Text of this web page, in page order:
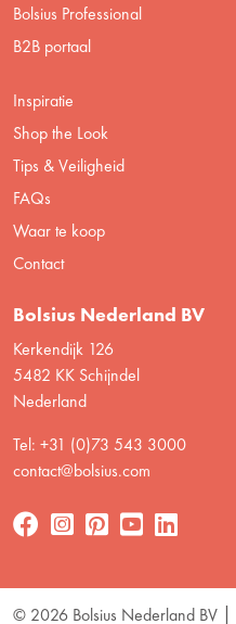
Bolsius Professional
B2B portaal
Inspiratie
Shop the Look
Tips & Veiligheid
FAQs
Waar te koop
Contact
Bolsius Nederland BV
Kerkendijk 126
5482 KK Schijndel
Nederland
Tel: +31 (0)73 543 3000
contact@bolsius.com
© 2026 Bolsius Nederland BV